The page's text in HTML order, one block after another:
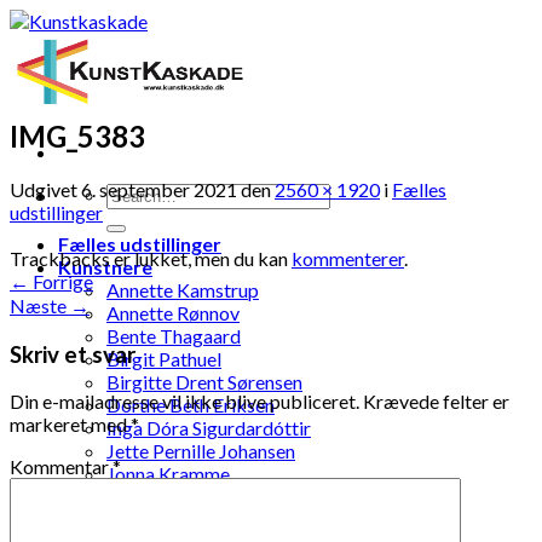
Skip
content
Fælles udstillinger
Kunstnere
Annette Kamstrup
Annette Rønnov
Bente Thagaard
Birgit Pathuel
Birgitte Drent Sørensen
Dorthe Beth Eriksen
Inga Dóra Sigurdardóttir
Jette Pernille Johansen
Jonna Kramme
IMG_5383
Udgivet6. september 2021den2560 × 1920i Fælles
udstillinger
Trackbacks er lukket, men du kan kommenterer.
← Forrige
Næste →
Skriv et svar
Din e-mailadresse vil ikke blive publiceret. Krævede felter er
markeret med*
Kommentar*